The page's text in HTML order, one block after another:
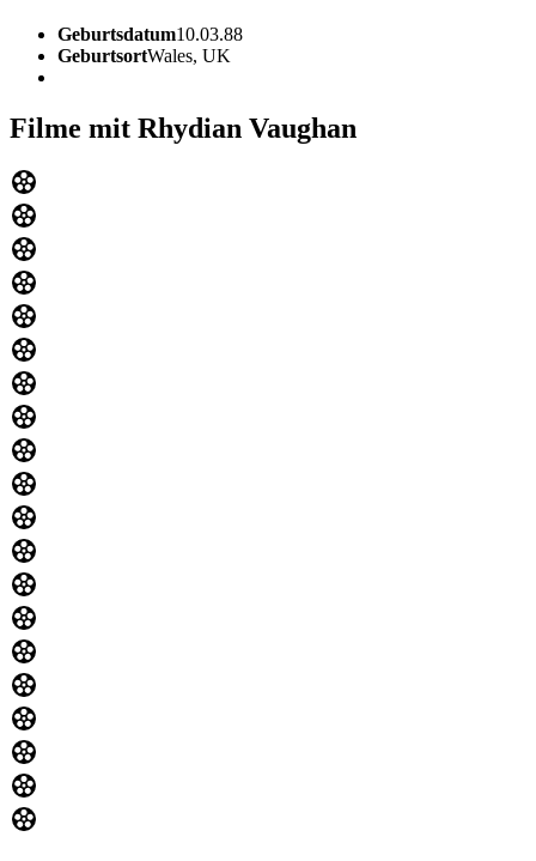
Geburtsdatum10.03.88
GeburtsortWales, UK
Filme mit Rhydian Vaughan